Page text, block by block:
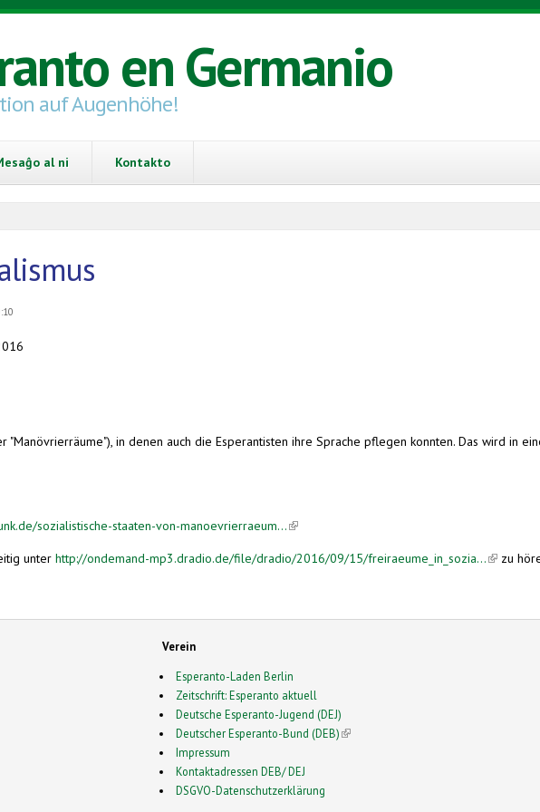
en Germanio
auf Augenhöhe!
al ni Kontakto
"Manövrierräume"), in denen auch die Esperantisten ihre Sprache pflegen konnten. Das wird in
sozialistische-staaten-von-manoevrierraeum...(link is external)
unter http://ondemand-mp3.dradio.de/file/dradio/2016/09/15/freiraeume_in_sozia...(link is
zu
Verein
Esperanto-Laden Berlin
Zeitschrift: Esperanto aktuell
Deutsche Esperanto-Jugend (DEJ)
Deutscher Esperanto-Bund (DEB)(link is external)
Impressum
Kontaktadressen DEB/ DEJ
DSGVO-Datenschutzerklärung